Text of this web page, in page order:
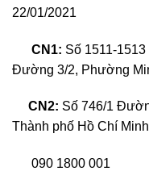
22/01/2021
CN1: Số 1511-
Đường 3/2, Phường
CN2: Số 746/1
Thành phố Hồ Chí
090 1800 001